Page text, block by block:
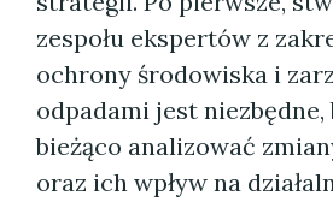
zespołu ekspertów z
ochrony środowiska i
odpadami jest niezbędne,
bieżąco analizować
oraz ich wpływ na